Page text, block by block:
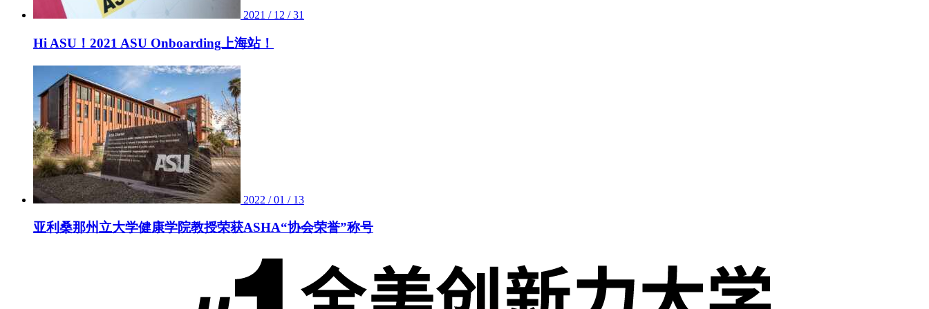
2021 / 12 / 31
Hi ASU！2021 ASU Onboarding上海站！
2022 / 01 / 13
亚利桑那州立大学健康学院教授荣获ASHA“协会荣誉”称号